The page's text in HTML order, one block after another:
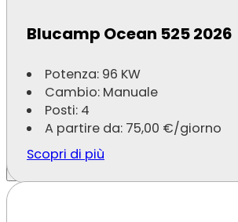
Blucamp Ocean 525 2026
Potenza: 96 KW
Cambio: Manuale
Posti: 4
A partire da: 75,00 €/giorno
Scopri di più
Scopri i nostri camper e
Prenota il tuo camper da Ferrara
Scegli il modello che fa per te,